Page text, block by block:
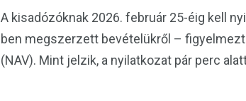
A kisadózóknak 2026. február 25-éig kell
ben megszerzett bevételükről –
(NAV). Mint jelzik, a nyilatkozat pár perc